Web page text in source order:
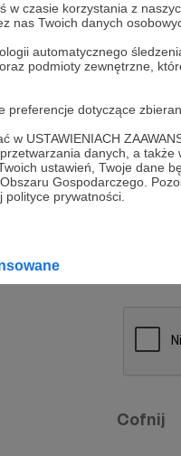
w czasie korzystania z
nas Twoich danych
automatycznego
podmioty zewnętrzne,
dotyczące
w USTAWIENIACH
danych, a
ustawień, Twoje dane
Gospodarczego.
prywatności.
i
będą
z
prawo
na
Politykę
* Wyrażam
osobowych
informacji
Cofnij